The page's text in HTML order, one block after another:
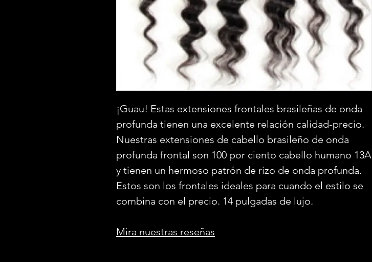
¡Guau! Estas extensiones frontales brasileñas de onda
profunda tienen una excelente relación calidad-precio.
Nuestras extensiones de cabello brasileño de onda
profunda frontal son 100 por ciento cabello humano 13A
y tienen un hermoso patrón de rizo de onda profunda.
Estos son los frontales ideales para cuando el estilo se
combina con el precio. 14 pulgadas de lujo.
Mira nuestras reseñas